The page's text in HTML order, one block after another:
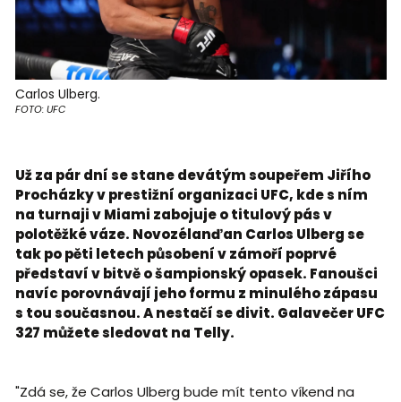
Carlos Ulberg.
FOTO: UFC
Už za pár dní se stane devátým soupeřem Jiřího
Procházky v prestižní organizaci UFC, kde s ním
na turnaji v Miami zabojuje o titulový pás v
polotěžké váze. Novozélanďan Carlos Ulberg se
tak po pěti letech působení v zámoří poprvé
představí v bitvě o šampionský opasek. Fanoušci
navíc porovnávají jeho formu z minulého zápasu
s tou současnou. A nestačí se divit. Galavečer UFC
327 můžete sledovat na Telly.
"Zdá se, že Carlos Ulberg bude mít tento víkend na